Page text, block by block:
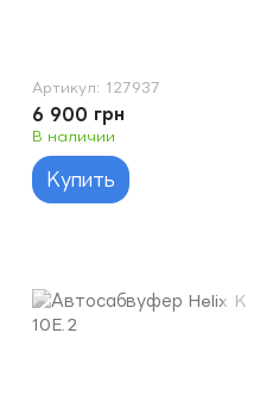
Артикул: 127937
6 900 грн
В наличии
Купить